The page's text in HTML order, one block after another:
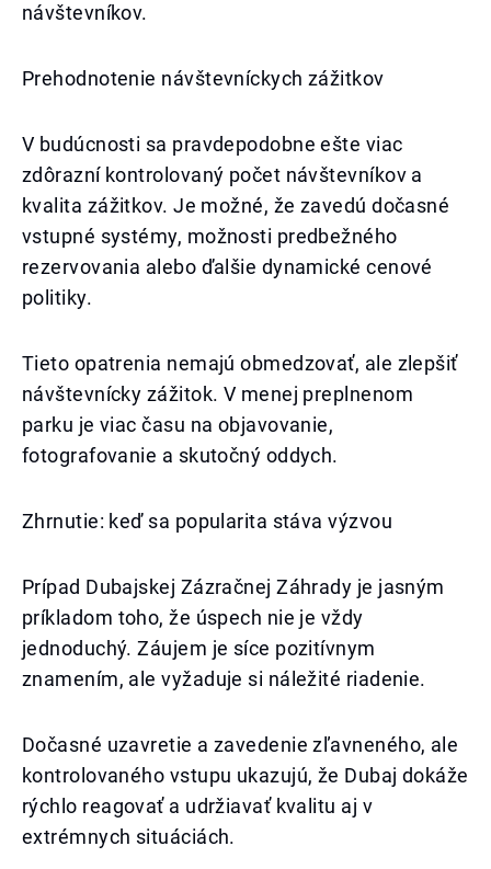
návštevníkov.
Prehodnotenie návštevníckych zážitkov
V budúcnosti sa pravdepodobne ešte viac
zdôrazní kontrolovaný počet návštevníkov a
kvalita zážitkov. Je možné, že zavedú dočasné
vstupné systémy, možnosti predbežného
rezervovania alebo ďalšie dynamické cenové
politiky.
Tieto opatrenia nemajú obmedzovať, ale zlepšiť
návštevnícky zážitok. V menej preplnenom
parku je viac času na objavovanie,
fotografovanie a skutočný oddych.
Zhrnutie: keď sa popularita stáva výzvou
Prípad Dubajskej Zázračnej Záhrady je jasným
príkladom toho, že úspech nie je vždy
jednoduchý. Záujem je síce pozitívnym
znamením, ale vyžaduje si náležité riadenie.
Dočasné uzavretie a zavedenie zľavneného, ale
kontrolovaného vstupu ukazujú, že Dubaj dokáže
rýchlo reagovať a udržiavať kvalitu aj v
extrémnych situáciách.